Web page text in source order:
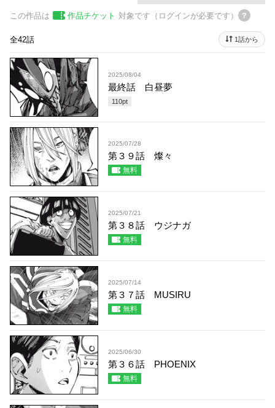
この作品は 作品チケット 対象です（ログインが必要です）
全42話 1話から
2025/08/04
最終話 白昼夢
110pt
2025/07/28
第３９話 燦々
無料
2025/07/21
第３８話 ウジナガ
無料
2025/07/14
第３７話 MUSIRU
無料
2025/06/30
第３６話 PHOENIX
無料